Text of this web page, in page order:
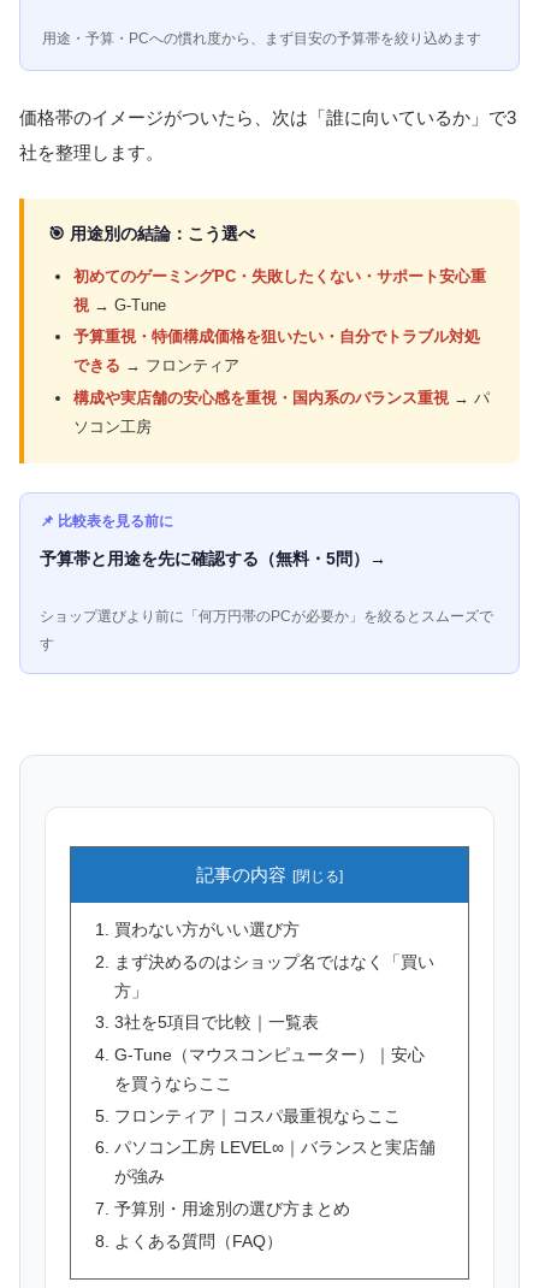
用途・予算・PCへの慣れ度から、まず目安の予算帯を絞り込めます
価格帯のイメージがついたら、次は「誰に向いているか」で3
社を整理します。
🎯 用途別の結論：こう選べ
初めてのゲーミングPC・失敗したくない・サポート安心重
視→ G-Tune
予算重視・特価構成価格を狙いたい・自分でトラブル対処
できる → フロンティア
構成や実店舗の安心感を重視・国内系のバランス重視→ パ
ソコン工房
📌 比較表を見る前に
予算帯と用途を先に確認する（無料・5問）→
ショップ選びより前に「何万円帯のPCが必要か」を絞るとスムーズで
す
記事の内容
買わない方がいい選び方
まず決めるのはショップ名ではなく「買い
方」
3社を5項目で比較｜一覧表
G-Tune（マウスコンピューター）｜安心
を買うならここ
フロンティア｜コスパ最重視ならここ
パソコン工房 LEVEL∞｜バランスと実店舗
が強み
予算別・用途別の選び方まとめ
よくある質問（FAQ）